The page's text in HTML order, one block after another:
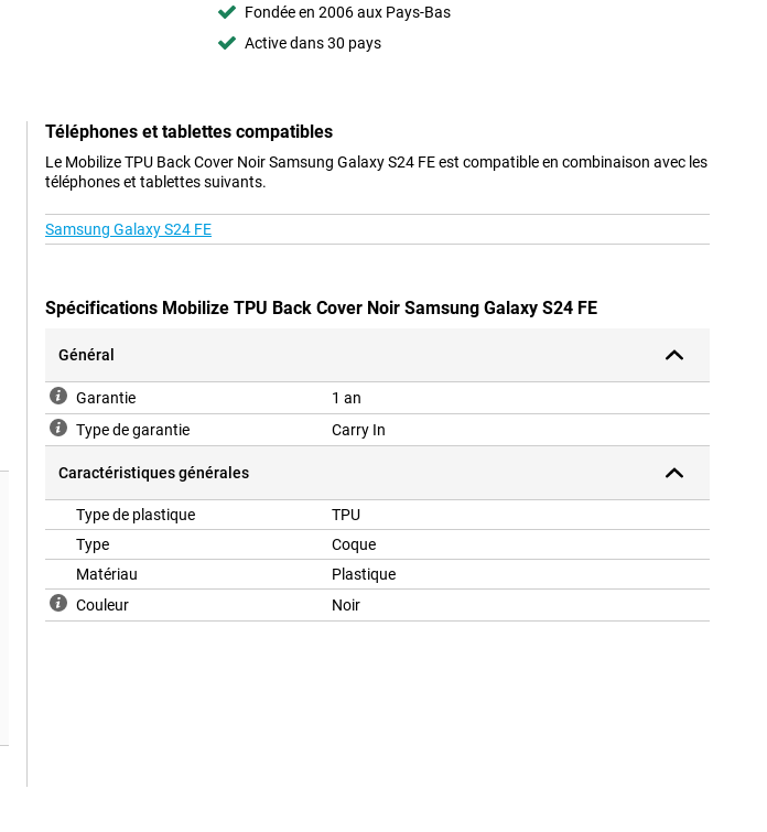
Fondée en 2006 aux Pays-Bas
Active dans 30 pays
Téléphones et tablettes compatibles
Le Mobilize TPU Back Cover Noir Samsung Galaxy S24 FE est compatible en combinaison avec les
téléphones et tablettes suivants.
Samsung Galaxy S24 FE
Spécifications Mobilize TPU Back Cover Noir Samsung Galaxy S24 FE
Général
Garantie
1 an
Type de garantie
Carry In
Caractéristiques générales
Type de plastique
TPU
Type
Coque
Matériau
Plastique
Couleur
Noir